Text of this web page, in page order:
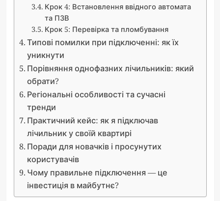
Крок 4: Встановлення ввідного автомата
та ПЗВ
Крок 5: Перевірка та пломбування
Типові помилки при підключенні: як їх
уникнути
Порівняння однофазних лічильників: який
обрати?
Регіональні особливості та сучасні
тренди
Практичний кейс: як я підключав
лічильник у своїй квартирі
Поради для новачків і просунутих
користувачів
Чому правильне підключення — це
інвестиція в майбутнє?